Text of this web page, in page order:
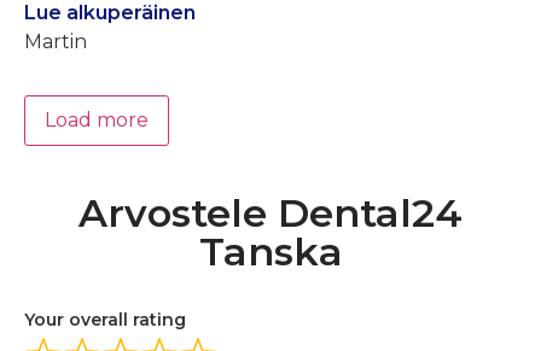
Lue alkuperäinen
Martin
Load more
Arvostele Dental24
Tanska
Your overall rating